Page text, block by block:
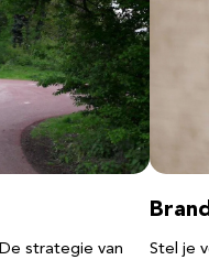
strategie van
Stel je